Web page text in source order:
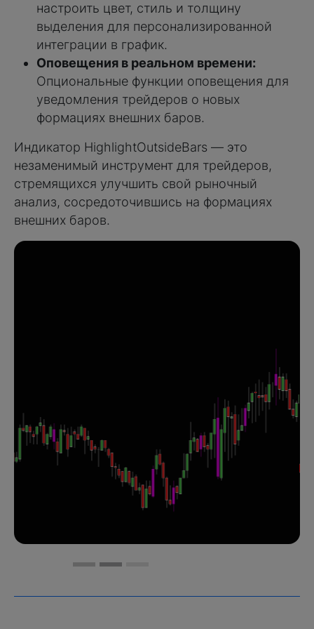
настроить цвет, стиль и толщину
выделения для персонализированной
интеграции в график.
Оповещения в реальном времени:
Опциональные функции оповещения для
уведомления трейдеров о новых
формациях внешних баров.
Индикатор HighlightOutsideBars — это
незаменимый инструмент для трейдеров,
стремящихся улучшить свой рыночный
анализ, сосредоточившись на формациях
внешних баров.